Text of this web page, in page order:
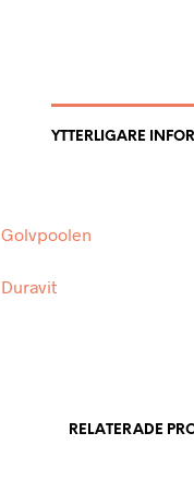
YTTERLIGARE
Golvpoolen
Duravit
RELATERADE